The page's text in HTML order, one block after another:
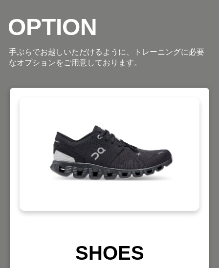
OPTION
手ぶらでお越しいただけるように、トレーニングに必要
なオプションをご用意しております。
SHOES